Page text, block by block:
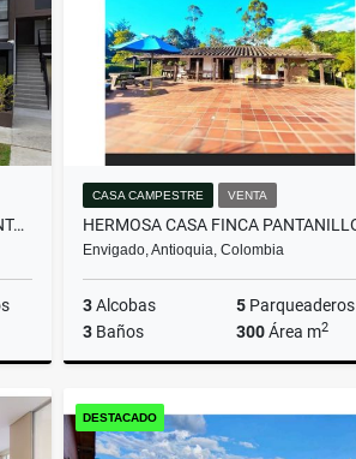
AMPLIO Y HERMOSO APTO EN VENTA EN EL RETIRO
CASA CAMPESTRE VENTA
Envigado, Antioquia, Colombia
3Alcobas 5 Parqueaderos
3 Baños 300Área m2
$2.650.000.000
DESTACADO